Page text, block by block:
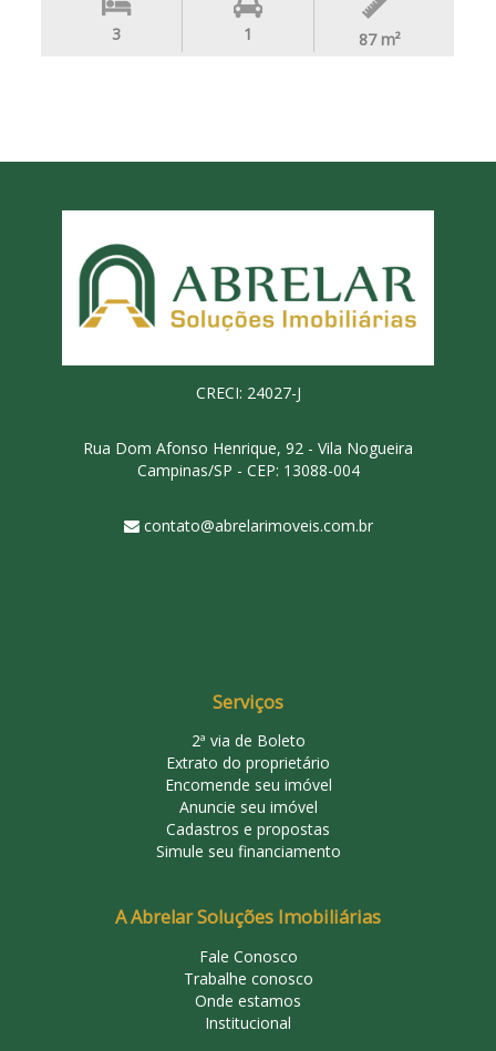
3 1 87 m²
CRECI: 24027-J
Rua Dom Afonso Henrique, 92 - Vila Nogueira
Campinas/SP - CEP: 13088-004
contato@abrelarimoveis.com.br
Serviços
2ª via de Boleto
Extrato do proprietário
Encomende seu imóvel
Anuncie seu imóvel
Cadastros e propostas
Simule seu financiamento
A Abrelar Soluções Imobiliárias
Fale Conosco
Trabalhe conosco
Onde estamos
Institucional